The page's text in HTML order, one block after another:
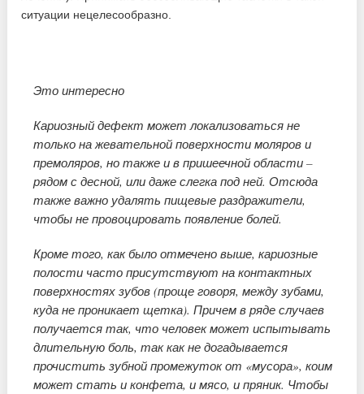
ситуации нецелесообразно.
Это интересно
Кариозный дефект может локализоваться не
только на жевательной поверхности моляров и
премоляров, но также и в пришеечной области –
рядом с десной, или даже слегка под ней. Отсюда
также важно удалять пищевые раздражители,
чтобы не провоцировать появление болей.
Кроме того, как было отмечено выше, кариозные
полости часто присутствуют на контактных
поверхностях зубов (проще говоря, между зубами,
куда не проникает щетка). Причем в ряде случаев
получается так, что человек может испытывать
длительную боль, так как не догадывается
прочистить зубной промежуток от «мусора», коим
может стать и конфета, и мясо, и пряник. Чтобы